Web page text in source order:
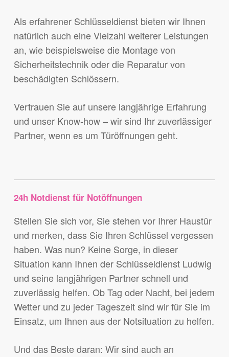
Als erfahrener Schlüsseldienst bieten wir Ihnen
natürlich auch eine Vielzahl weiterer Leistungen
an, wie beispielsweise die Montage von
Sicherheitstechnik oder die Reparatur von
beschädigten Schlössern.
Vertrauen Sie auf unsere langjährige Erfahrung
und unser Know-how – wir sind Ihr zuverlässiger
Partner, wenn es um Türöffnungen geht.
24h Notdienst für Notöffnungen
Stellen Sie sich vor, Sie stehen vor Ihrer Haustür
und merken, dass Sie Ihren Schlüssel vergessen
haben. Was nun? Keine Sorge, in dieser
Situation kann Ihnen der Schlüsseldienst Ludwig
und seine langjährigen Partner schnell und
zuverlässig helfen. Ob Tag oder Nacht, bei jedem
Wetter und zu jeder Tageszeit sind wir für Sie im
Einsatz, um Ihnen aus der Notsituation zu helfen.
Und das Beste daran: Wir sind auch an